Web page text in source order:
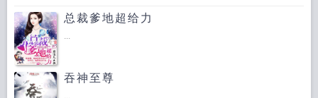
总裁爹地超给力
...
吞神至尊
...